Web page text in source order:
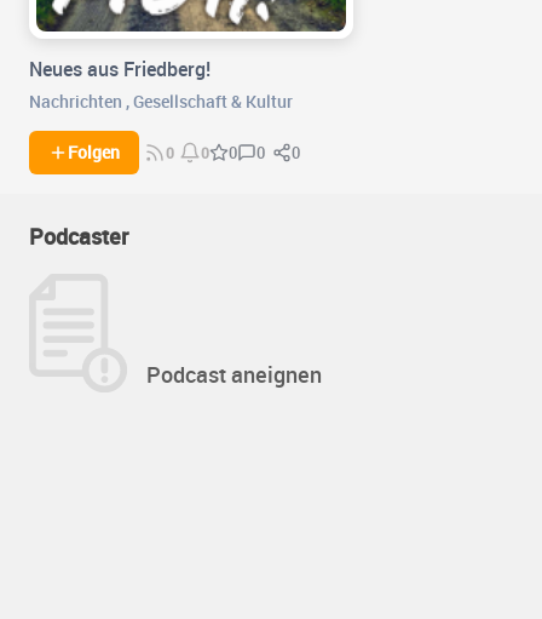
Neues aus Friedberg!
Nachrichten ,Gesellschaft & Kultur
Folgen 0 0 0 0 0
Podcaster
Podcast aneignen